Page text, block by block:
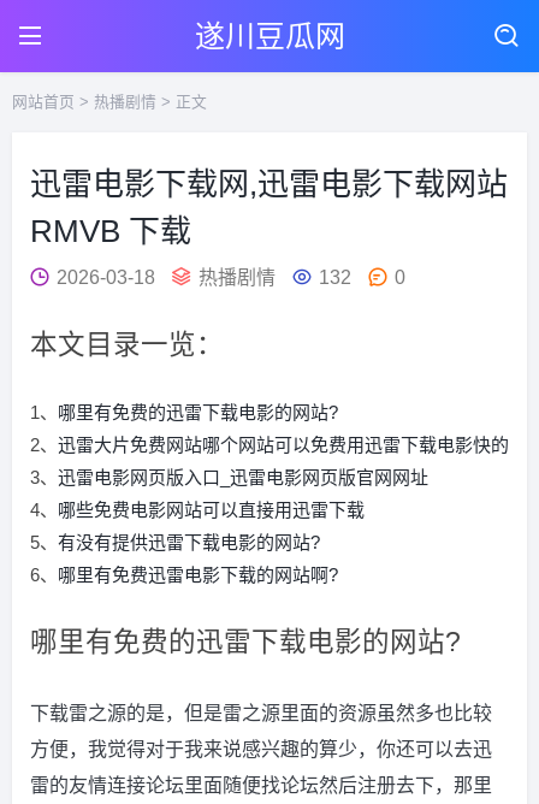
遂川豆瓜网
网站首页 > 热播剧情 > 正文
迅雷电影下载网,迅雷电影下载网站
RMVB 下载
2026-03-18 热播剧情 132 0
本文目录一览：
1、 哪里有免费的迅雷下载电影的网站?
2、 迅雷大片免费网站哪个网站可以免费用迅雷下载电影快的
3、 迅雷电影网页版入口_迅雷电影网页版官网网址
4、 哪些免费电影网站可以直接用迅雷下载
5、 有没有提供迅雷下载电影的网站?
6、 哪里有免费迅雷电影下载的网站啊?
哪里有免费的迅雷下载电影的网站?
下载雷之源的是，但是雷之源里面的资源虽然多也比较
方便，我觉得对于我来说感兴趣的算少，你还可以去迅
雷的友情连接论坛里面随便找论坛然后注册去下，那里